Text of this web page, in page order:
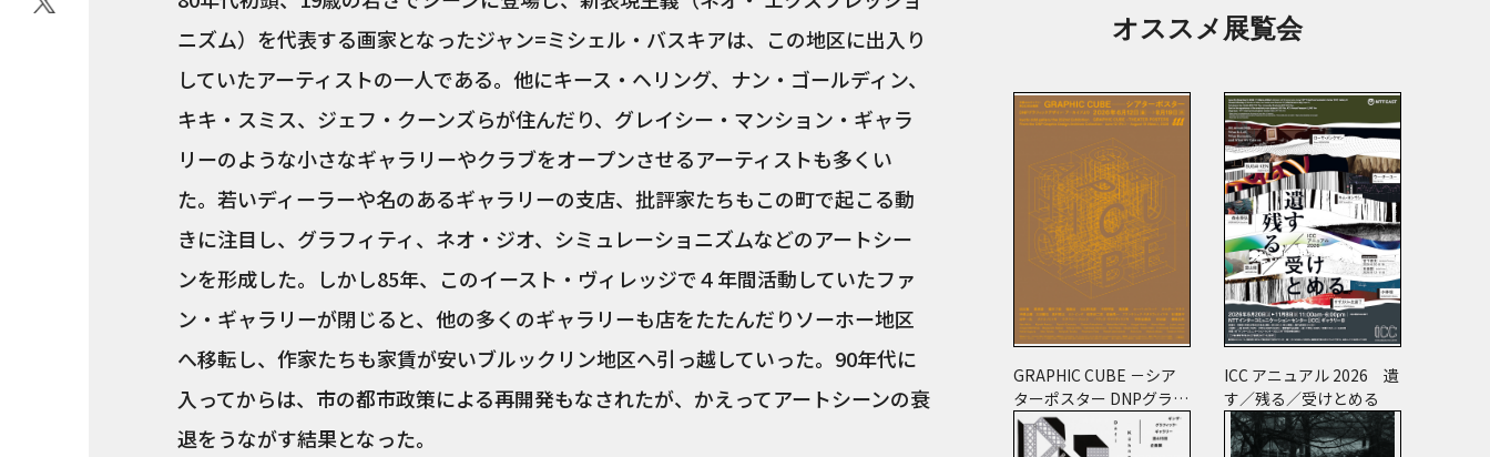
ニズム）を代表する画家となったジャン=ミシェル・バスキアは、この地区に出入り
していたアーティストの一人である。他にキース・ヘリング、ナン・ゴールディン、
キキ・スミス、ジェフ・クーンズらが住んだり、グレイシー・マンション・ギャラ
リーのような小さなギャラリーやクラブをオープンさせるアーティストも多くい
た。若いディーラーや名のあるギャラリーの支店、批評家たちもこの町で起こる動
きに注目し、グラフィティ、ネオ・ジオ、シミュレーショニズムなどのアートシー
ンを形成した。しかし85年、このイースト・ヴィレッジで４年間活動していたファ
ン・ギャラリーが閉じると、他の多くのギャラリーも店をたたんだりソーホー地区
へ移転し、作家たちも家賃が安いブルックリン地区へ引っ越していった。90年代に
入ってからは、市の都市政策による再開発もなされたが、かえってアートシーンの衰
退をうながす結果となった。
オススメ展覧会
GRAPHIC CUBE －シア
ターポスター DNPグラフ
ィックデザイン・アーカ
イブより
ICC アニュアル 2026 遺
す／残る／受けとめる